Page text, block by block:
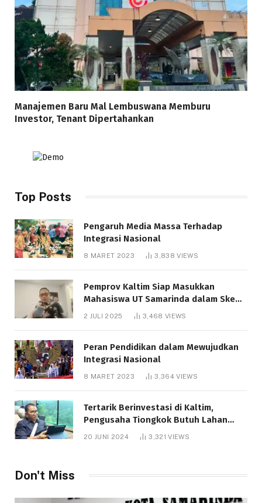
Manajemen Baru Mal Lembuswana Memburu
Investor, Tenant Dipertahankan
Top Posts
Pengaruh Media Massa Terhadap
Integrasi Nasional
8 MARET 2023 3,838VIEWS
Pemprov Kaltim Siap Masukkan
Mahasiswa UT Samarinda dalam Skema
Bantuan Pendidikan Gratispol
2 JULI 2025 3,468 VIEWS
Peran Pendidikan dalam Mewujudkan
Integrasi Nasional
8 MARET 2023 3,364VIEWS
Tertarik Berinvestasi di Kaltim,
Pengusaha Tiongkok Butuh Lahan
1.000 Hektare
20 JUNI 2024 3,321VIEWS
Don't Miss